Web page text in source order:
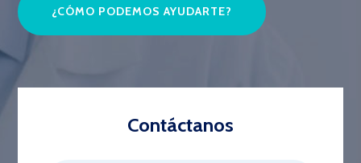
¿CÓMO PODEMOS AYUDARTE?
Contáctanos